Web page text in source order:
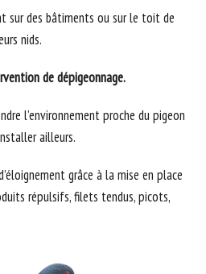
sur des bâtiments ou sur le toit de
nids.
de dépigeonnage.
l’environnement proche du pigeon
ailleurs.
grâce à la mise en place
répulsifs, filets tendus, picots,